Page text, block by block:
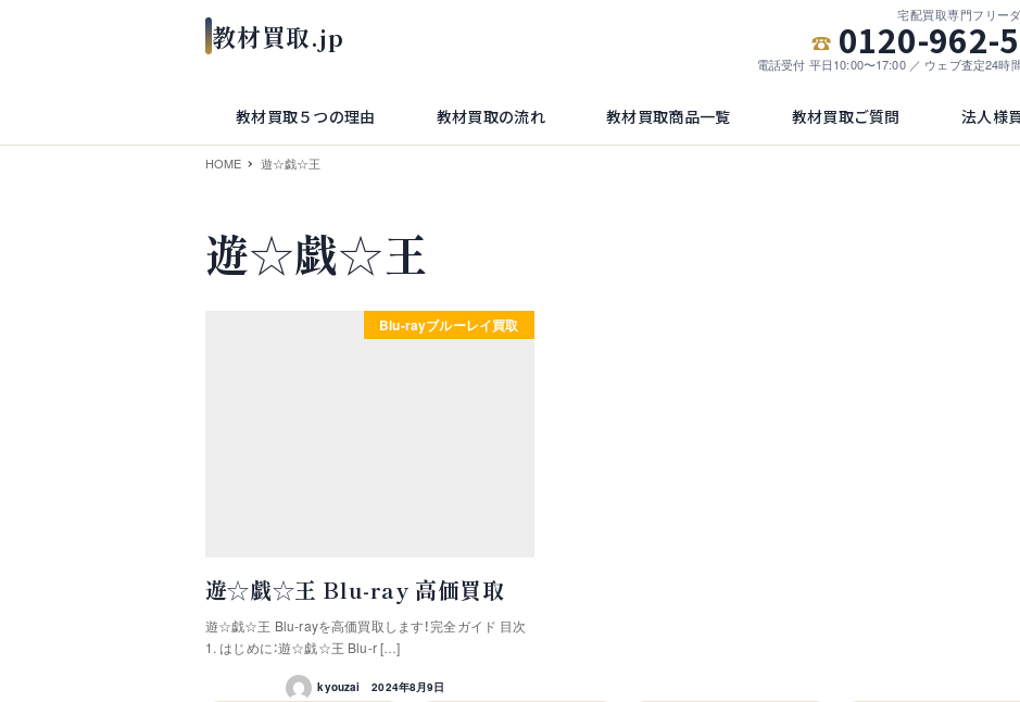
宅配買取専門フリー
0120-962-
電話受付 平日10:00〜17:00 ／ ウェブ査定24時
教材買取５つの理由 教材買取の流れ 教材買取商品一覧 教材買取ご質問 法人様
HOME 遊☆戯☆王
遊☆戯☆王
Blu-rayブルーレイ買取
遊☆戯☆王 Blu-ray 高価買取
遊☆戯☆王 Blu-rayを高価買取します！完全ガイド 目次
1. はじめに：遊☆戯☆王 Blu-r […]
kyouzai 2024年8月9日